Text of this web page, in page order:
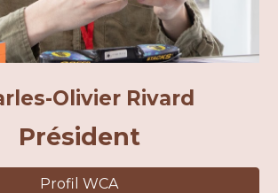
Olivier Rivard
Président
Profil WCA